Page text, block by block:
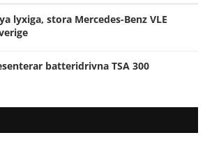
lyxiga, stora Mercedes-Benz VLE
batteridrivna TSA 300